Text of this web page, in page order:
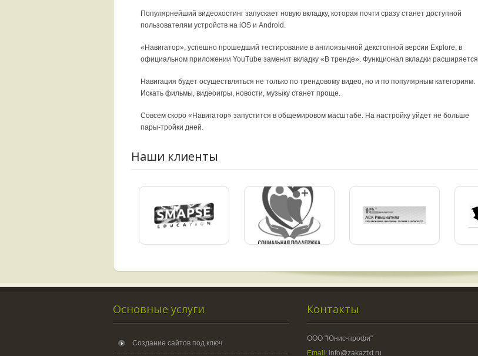
Популярнейший видеохостинг запускает новую вкладку, которая почти сразу станет доступной
пользователям устройств на iOS и Android.
«Навигатор», успешно прошедший тестирование в англоязычной декстопной версии Explore, в
официальном приложении YouTube заменит вкладку «В тренде». Функционал вкладки расширяется.
Навигация будет осуществляться не только по трендовому видео, но и по популярным категориям.
Искать фильмы, видеоигры, новости, музыку станет проще.
Совсем скоро «Навигатор» запустится в общемировом масштабе. На настройку уйдет не больше
пары-тройки дней.
Наши клиенты
Основные услуги
Создание сайтов под ключ
Контакты
ООО "Юнис-профи"
Email: info@zakaztxt.ru